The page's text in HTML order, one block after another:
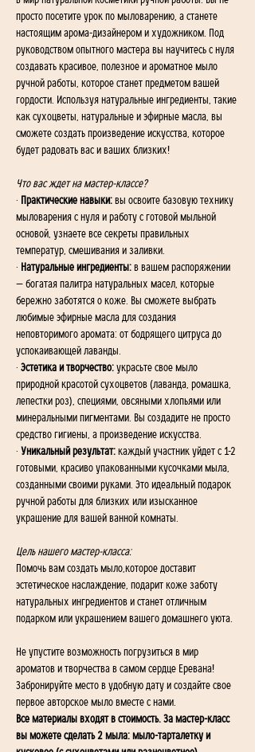
просто посетите урок по мыловарению, а станете
настоящим арома-дизайнером и художником. Под
руководством опытного мастера вы научитесь с нуля
создавать красивое, полезное и ароматное мыло
ручной работы, которое станет предметом вашей
гордости. Используя натуральные ингредиенты, такие
как сухоцветы, натуральные и эфирные масла, вы
сможете создать произведение искусства, которое
будет радовать вас и ваших близких!
Что вас ждет на мастер-классе?
·
Практические навыки: вы освоите базовую технику
мыловарения с нуля и работу с готовой мыльной
основой, узнаете все секреты правильных
температур, смешивания и заливки.
· Натуральные ингредиенты: в вашем распоряжении
— богатая палитра натуральных масел, которые
бережно заботятся о коже. Вы сможете выбрать
любимые эфирные масла для создания
неповторимого аромата: от бодрящего цитруса до
успокаивающей лаванды.
· Эстетика и творчество: украсьте свое мыло
природной красотой сухоцветов (лаванда, ромашка,
лепестки роз), специями, овсяными хлопьями или
минеральными пигментами. Вы создадите не просто
средство гигиены, а произведение искусства.
· Уникальный результат: каждый участник уйдет с 1-2
готовыми, красиво упакованными кусочками мыла,
созданными своими руками. Это идеальный подарок
ручной работы для близких или изысканное
украшение для вашей ванной комнаты.
Цель нашего мастер-класса:
Помочь вам создать мыло,которое доставит
эстетическое наслаждение, подарит коже заботу
натуральных ингредиентов и станет отличным
подарком или украшением вашего домашнего уюта.
Не упустите возможность погрузиться в мир
ароматов и творчества в самом сердце Еревана!
Забронируйте место в удобную дату и создайте свое
первое авторское мыло вместе с нами.
Все материалы входят в стоимость. За мастер-класс
вы можете сделать 2 мыла: мыло-тарталетку и